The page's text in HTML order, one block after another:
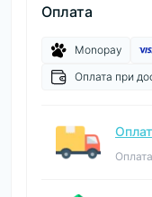
Оплата
Monopay
Оплата при